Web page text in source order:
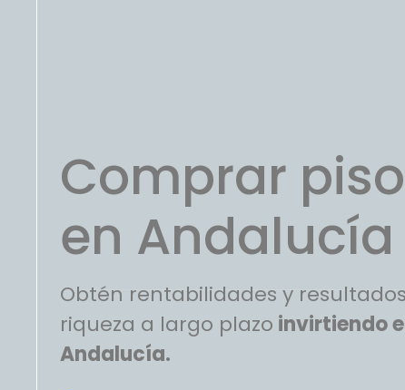
Comprar
en Andalucía
Obtén rentabilidades y
riqueza a largo plazo invirtiendo
Andalucía.